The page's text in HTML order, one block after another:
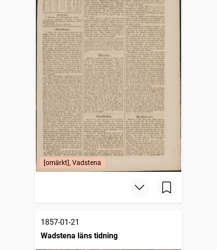
[omärkt], Vadstena
1857-01-21
Wadstena läns tidning